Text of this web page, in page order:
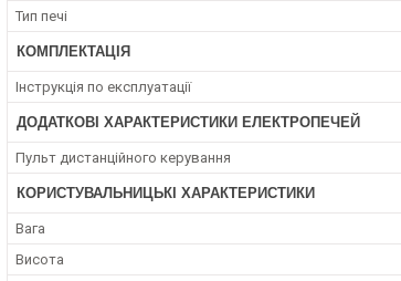
Тип печі
КОМПЛЕКТАЦІЯ
Інструкція по експлуатації
ДОДАТКОВІ ХАРАКТЕРИСТИКИ ЕЛЕКТРОПЕЧЕЙ
Пульт дистанційного керування
КОРИСТУВАЛЬНИЦЬКІ ХАРАКТЕРИСТИКИ
Вага
Висота